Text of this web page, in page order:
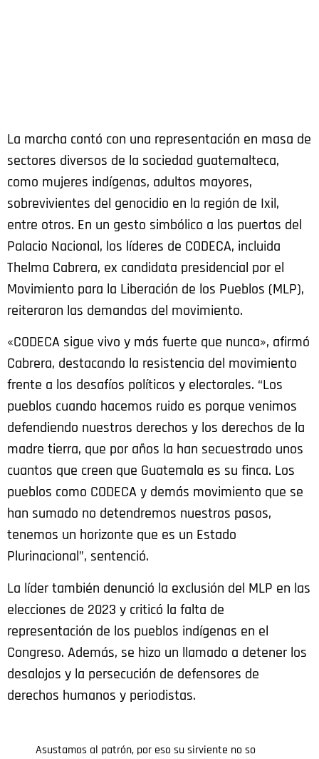
La marcha contó con una representación en masa de
sectores diversos de la sociedad guatemalteca,
como mujeres indígenas, adultos mayores,
sobrevivientes del genocidio en la región de Ixil,
entre otros. En un gesto simbólico a las puertas del
Palacio Nacional, los líderes de CODECA, incluida
Thelma Cabrera, ex candidata presidencial por el
Movimiento para la Liberación de los Pueblos (MLP),
reiteraron las demandas del movimiento.
«CODECA sigue vivo y más fuerte que nunca», afirmó
Cabrera, destacando la resistencia del movimiento
frente a los desafíos políticos y electorales. “Los
pueblos cuando hacemos ruido es porque venimos
defendiendo nuestros derechos y los derechos de la
madre tierra, que por años la han secuestrado unos
cuantos que creen que Guatemala es su finca. Los
pueblos como CODECA y demás movimiento que se
han sumado no detendremos nuestros pasos,
tenemos un horizonte que es un Estado
Plurinacional”, sentenció.
La líder también denunció la exclusión del MLP en las
elecciones de 2023 y criticó la falta de
representación de los pueblos indígenas en el
Congreso. Además, se hizo un llamado a detener los
desalojos y la persecución de defensores de
derechos humanos y periodistas.
Asustamos al patrón, por eso su sirviente no so